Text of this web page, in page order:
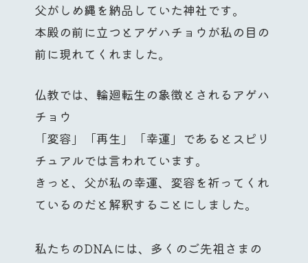
父がしめ縄を納品していた神社です。
本殿の前に立つとアゲハチョウが私の目の
前に現れてくれました。
仏教では、輪廻転生の象徴とされるアゲハ
チョウ
「変容」「再生」「幸運」であるとスピリ
チュアルでは言われています。
きっと、父が私の幸運、変容を祈ってくれ
ているのだと解釈することにしました。
私たちのDNAには、多くのご先祖さまの